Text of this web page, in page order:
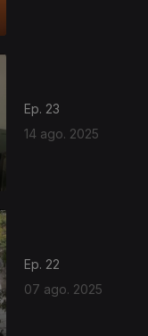
Ep. 23
14 ago. 2025
Ep. 22
07 ago. 2025